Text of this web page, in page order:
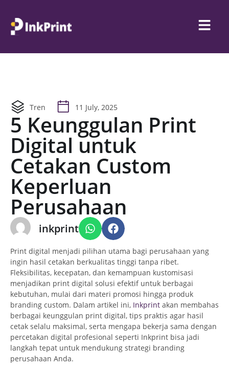
Tren 11 July, 2025
5 Keunggulan Print
Digital untuk
Cetakan Custom
Keperluan
Perusahaan
inkprint
Print digital menjadi pilihan utama bagi perusahaan yang
ingin hasil cetakan berkualitas tinggi tanpa ribet.
Fleksibilitas, kecepatan, dan kemampuan kustomisasi
menjadikan print digital solusi efektif untuk berbagai
kebutuhan, mulai dari materi promosi hingga produk
branding custom. Dalam artikel ini, Inkprint akan membahas
berbagai keunggulan print digital, tips praktis agar hasil
cetak selalu maksimal, serta mengapa bekerja sama dengan
percetakan digital profesional seperti Inkprint bisa jadi
langkah tepat untuk mendukung strategi branding
perusahaan Anda.